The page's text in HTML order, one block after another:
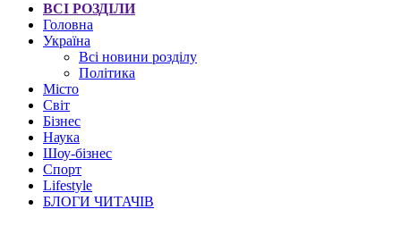
ВСІ РОЗДІЛИ
Головна
Україна
Всі новини розділу
Політика
Місто
Світ
Бізнес
Наука
Шоу-бізнес
Спорт
Lifestyle
БЛОГИ ЧИТАЧІВ